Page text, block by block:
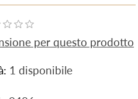
per questo prodotto
1 disponibile